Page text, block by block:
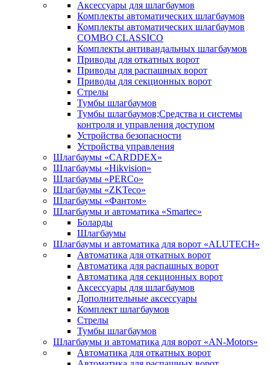
Аксессуары для шлагбаумов
Комплекты автоматических шлагбаумов
Комплекты автоматических шлагбаумов
COMBO CLASSICO
Комплекты антивандальных шлагбаумов
Приводы для откатных ворот
Приводы для распашных ворот
Приводы для секционных ворот
Стрелы
Тумбы шлагбаумов
Тумбы шлагбаумов;Средства и системы
контроля и управления доступом
Устройства безопасности
Устройства управления
Шлагбаумы «CARDDEX»
Шлагбаумы «Hikvision»
Шлагбаумы «PERCo»
Шлагбаумы «ZKTeco»
Шлагбаумы «Фантом»
Шлагбаумы и автоматика «Smartec»
Боларды
Шлагбаумы
Шлагбаумы и автоматика для ворот «ALUTECH»
Автоматика для откатных ворот
Автоматика для распашных ворот
Автоматика для секционных ворот
Аксессуары для шлагбаумов
Дополнительные аксессуары
Комплект шлагбаумов
Стрелы
Тумбы шлагбаумов
Шлагбаумы и автоматика для ворот «AN-Motors»
Автоматика для откатных ворот